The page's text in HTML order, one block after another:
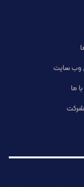
وب سایت
ما
شرکت